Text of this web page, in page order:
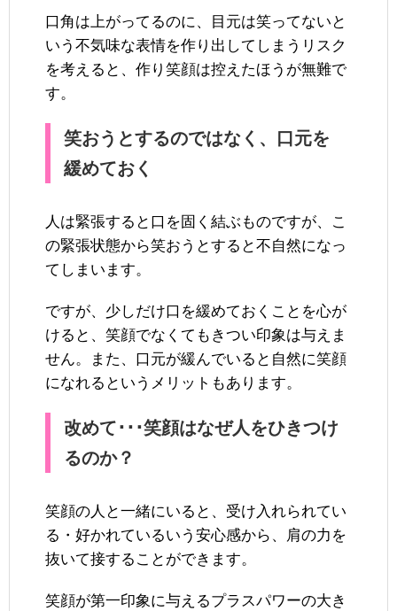
口角は上がってるのに、目元は笑ってないと
いう不気味な表情を作り出してしまうリスク
を考えると、作り笑顔は控えたほうが無難で
す。
笑おうとするのではなく、口元を
緩めておく
人は緊張すると口を固く結ぶものですが、こ
の緊張状態から笑おうとすると不自然になっ
てしまいます。
ですが、少しだけ口を緩めておくことを心が
けると、笑顔でなくてもきつい印象は与えま
せん。また、口元が緩んでいると自然に笑顔
になれるというメリットもあります。
改めて･･･笑顔はなぜ人をひきつけ
るのか？
笑顔の人と一緒にいると、受け入れられてい
る・好かれているいう安心感から、肩の力を
抜いて接することができます。
笑顔が第一印象に与えるプラスパワーの大き